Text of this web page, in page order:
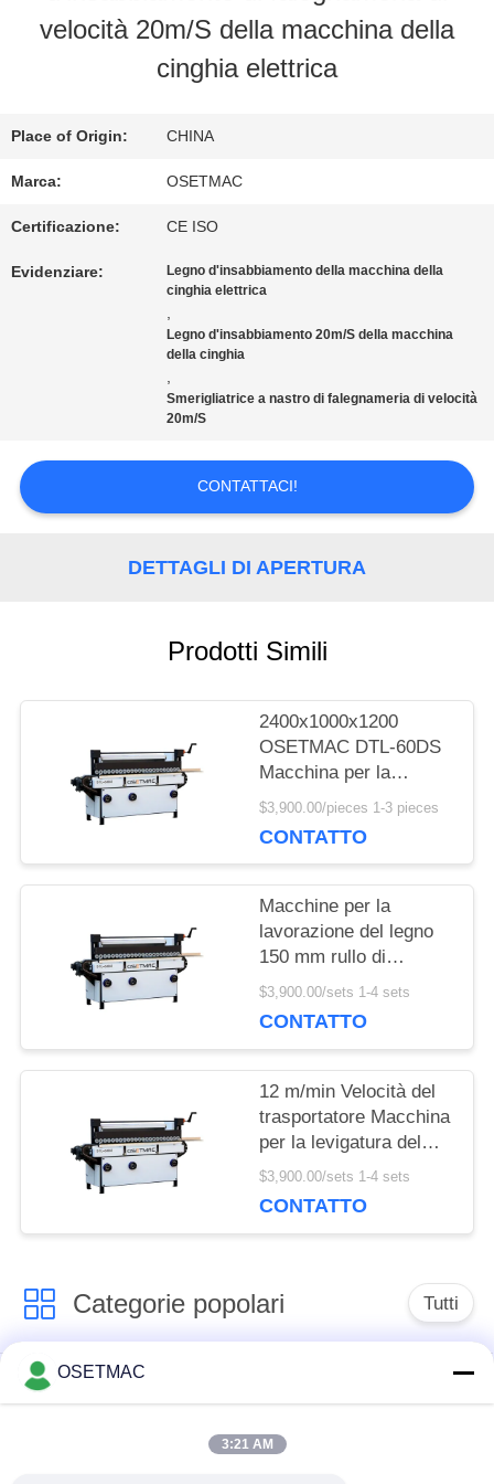
NOI
DELLA
FABBRICA
CONTROLLO
RICHIEDA
MAPPA
SITO
PRIVACY
velocità 20m/S della macchina della
cinghia elettrica
Place of Origin: CHINA
Marca: OSETMAC
Certificazione: CE ISO
Evidenziare:
Legno d'insabbiamento della macchina della
cinghia elettrica
,
Legno d'insabbiamento 20m/S della macchina
della cinghia
,
Smerigliatrice a nastro di falegnameria di velocità
20m/S
CONTATTACI!
DETTAGLI DI APERTURA
Prodotti Simili
2400x1000x1200
OSETMAC DTL-60DS
Macchina per la
lucidatura laterale del
della porta
$3,900.00/pieces 1-3 pieces
CONTATTO
Macchine per la
lavorazione del legno
150 mm rullo di
levigatura e 7,75 kW
Machine
$3,900.00/sets 1-4 sets
CONTATTO
12 m/min Velocità del
trasportatore Macchina
per la levigatura del
bordo del legno con
facili da usare
$3,900.00/sets 1-4 sets
CONTATTO
Categorie popolari Tutti
Sega da tavolo
scorrevole per la
d'insabbiamento di
falegnameria
OSETMAC
3:21 AM